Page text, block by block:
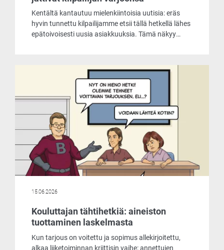
Kentältä kantautuu mielenkiintoisia uutisia: eräs
hyvin tunnettu kilpailijamme etsii tällä hetkellä lähes
epätoivoisesti uusia asiakkuuksia. Tämä näkyy
ilmaisohjelma pitää sisällään.
15.06.2026
Kouluttajan tähtihetkiä: aineiston
tuottaminen laskelmasta
Kun tarjous on voitettu ja sopimus allekirjoitettu,
alkaa liiketoiminnan kriittisin vaihe: annettujen